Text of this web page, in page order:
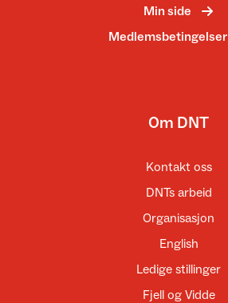
Min side
Medlemsbetingelser
Om DNT
Kontakt oss
DNTs arbeid
Organisasjon
English
Ledige stillinger
Fjell og Vidde